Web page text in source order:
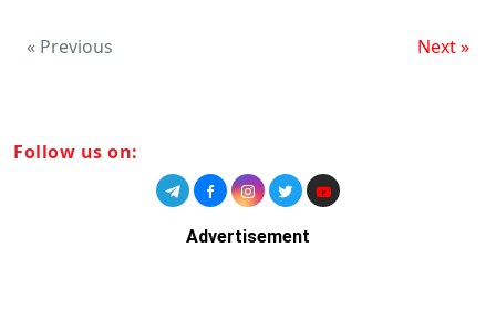
« Previous Next »
Follow us on:
Advertisement